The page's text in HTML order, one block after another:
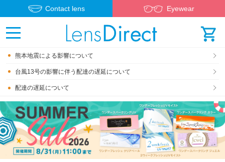
Contact lens Eyewear
熊本地震による影響について
台風13号の影響に伴う配達の遅延について
配達の遅延について